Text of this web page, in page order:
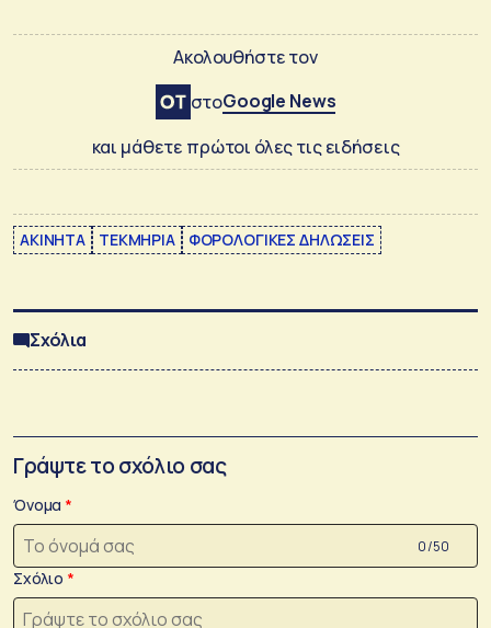
Ακολουθήστε τον
στοGoogle News
και μάθετε πρώτοι όλες τις ειδήσεις
ΑΚΙΝΗΤΑ ΤΕΚΜΗΡΙΑ ΦΟΡΟΛΟΓΙΚΕΣ ΔΗΛΩΣΕΙΣ
Σχόλια
Γράψτε το σχόλιο σας
Όνομα
0 /50
Σχόλιο